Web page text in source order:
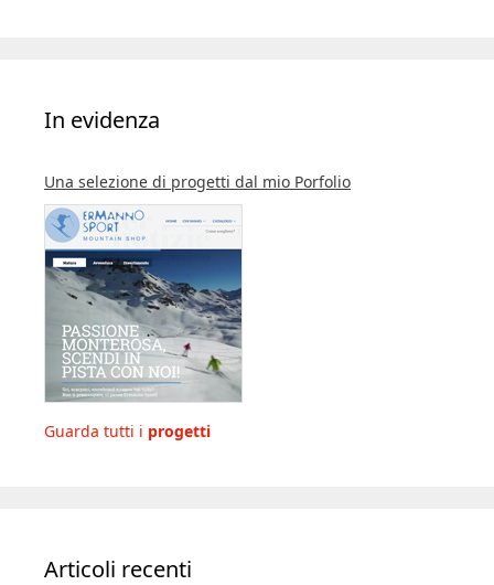
In evidenza
Una selezione di progetti dal mio Porfolio
Guarda tutti i progetti
Articoli recenti